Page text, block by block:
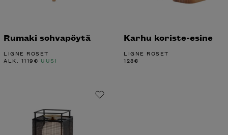
Rumaki sohvapöytä
LIGNE ROSET
ALK. 1119€ UUSI
Karhu koriste-esine
LIGNE ROSET
128€